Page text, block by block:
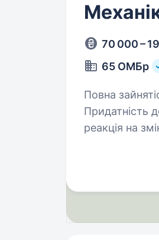
70 000 –
65 ОМБр
Повна зайнятість.
Придатність до
реакція на зміни ситуації; Здатність